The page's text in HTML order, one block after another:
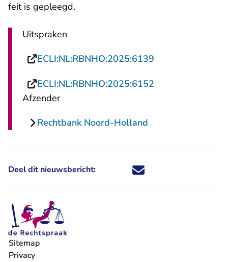
feit is gepleegd.
Uitspraken
ECLI:NL:RBNHO:2025:6139
ECLI:NL:RBNHO:2025:6152
Afzender
Rechtbank Noord-Holland
Deel dit nieuwsbericht: Deel dit nieuwsbericht via X -
Deel dit nieuwsbericht via
Deel dit nieuwsbericht
Deel dit
Sitemap
Privacy